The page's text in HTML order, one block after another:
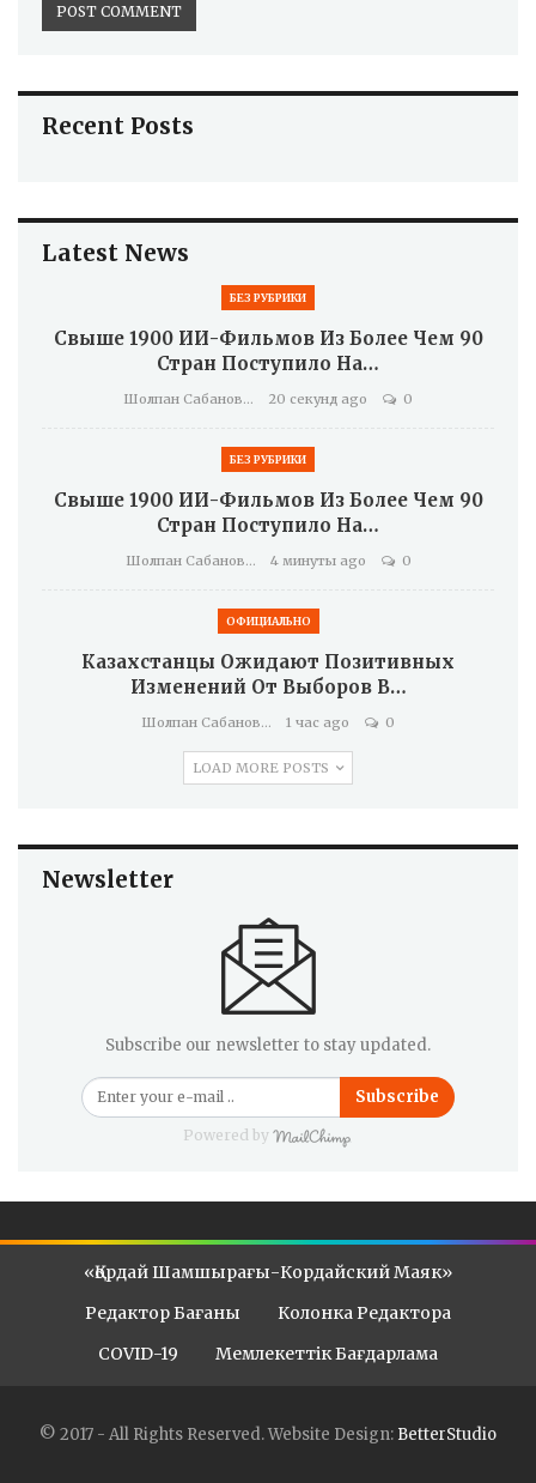
Recent Posts
Latest News
БЕЗ РУБРИКИ
Свыше 1900 ИИ-Фильмов Из Более Чем 90
Стран Поступило На…
Шолпан Сабанова 20 секунд ago 0
БЕЗ РУБРИКИ
Свыше 1900 ИИ-Фильмов Из Более Чем 90
Стран Поступило На…
Шолпан Сабанова 4 минуты ago 0
ОФИЦИАЛЬНО
Казахстанцы Ожидают Позитивных
Изменений От Выборов В…
Шолпан Сабанова 1 час ago 0
LOAD MORE POSTS
Newsletter
Subscribe our newsletter to stay updated.
Subscribe
Powered by
«Қордай Шамшырағы-Кордайский Маяк»
Редактор Бағаны
Колонка Редактора
COVID-19
Мемлекеттік Бағдарлама
© 2017 - All Rights Reserved.Website Design: BetterStudio